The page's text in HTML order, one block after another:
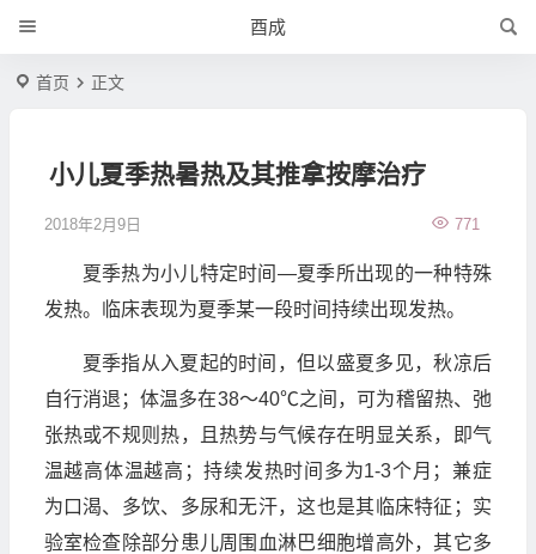
酉成
首页 正文
小儿夏季热暑热及其推拿按摩治疗
2018年2月9日 771
夏季热为小儿特定时间—夏季所出现的一种特殊
发热。临床表现为夏季某一段时间持续出现发热。
夏季指从入夏起的时间，但以盛夏多见，秋凉后
自行消退；体温多在38～40℃之间，可为稽留热、弛
张热或不规则热，且热势与气候存在明显关系，即气
温越高体温越高；持续发热时间多为1-3个月；兼症
为口渴、多饮、多尿和无汗，这也是其临床特征；实
验室检查除部分患儿周围血淋巴细胞增高外，其它多